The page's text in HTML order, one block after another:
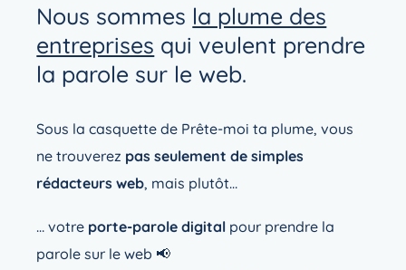
Nous sommes la plume des
entreprises qui veulent prendre
la parole sur le web.
Sous la casquette de Prête-moi ta plume, vous
ne trouverez pas seulement de simples
rédacteurs web, mais plutôt…
… votre porte-parole digital pour prendre la
parole sur le web 📢